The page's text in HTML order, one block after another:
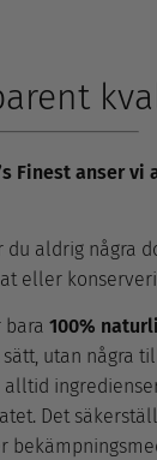
Finest anser
du aldrig några
eller
bara 100%
utan några
Det